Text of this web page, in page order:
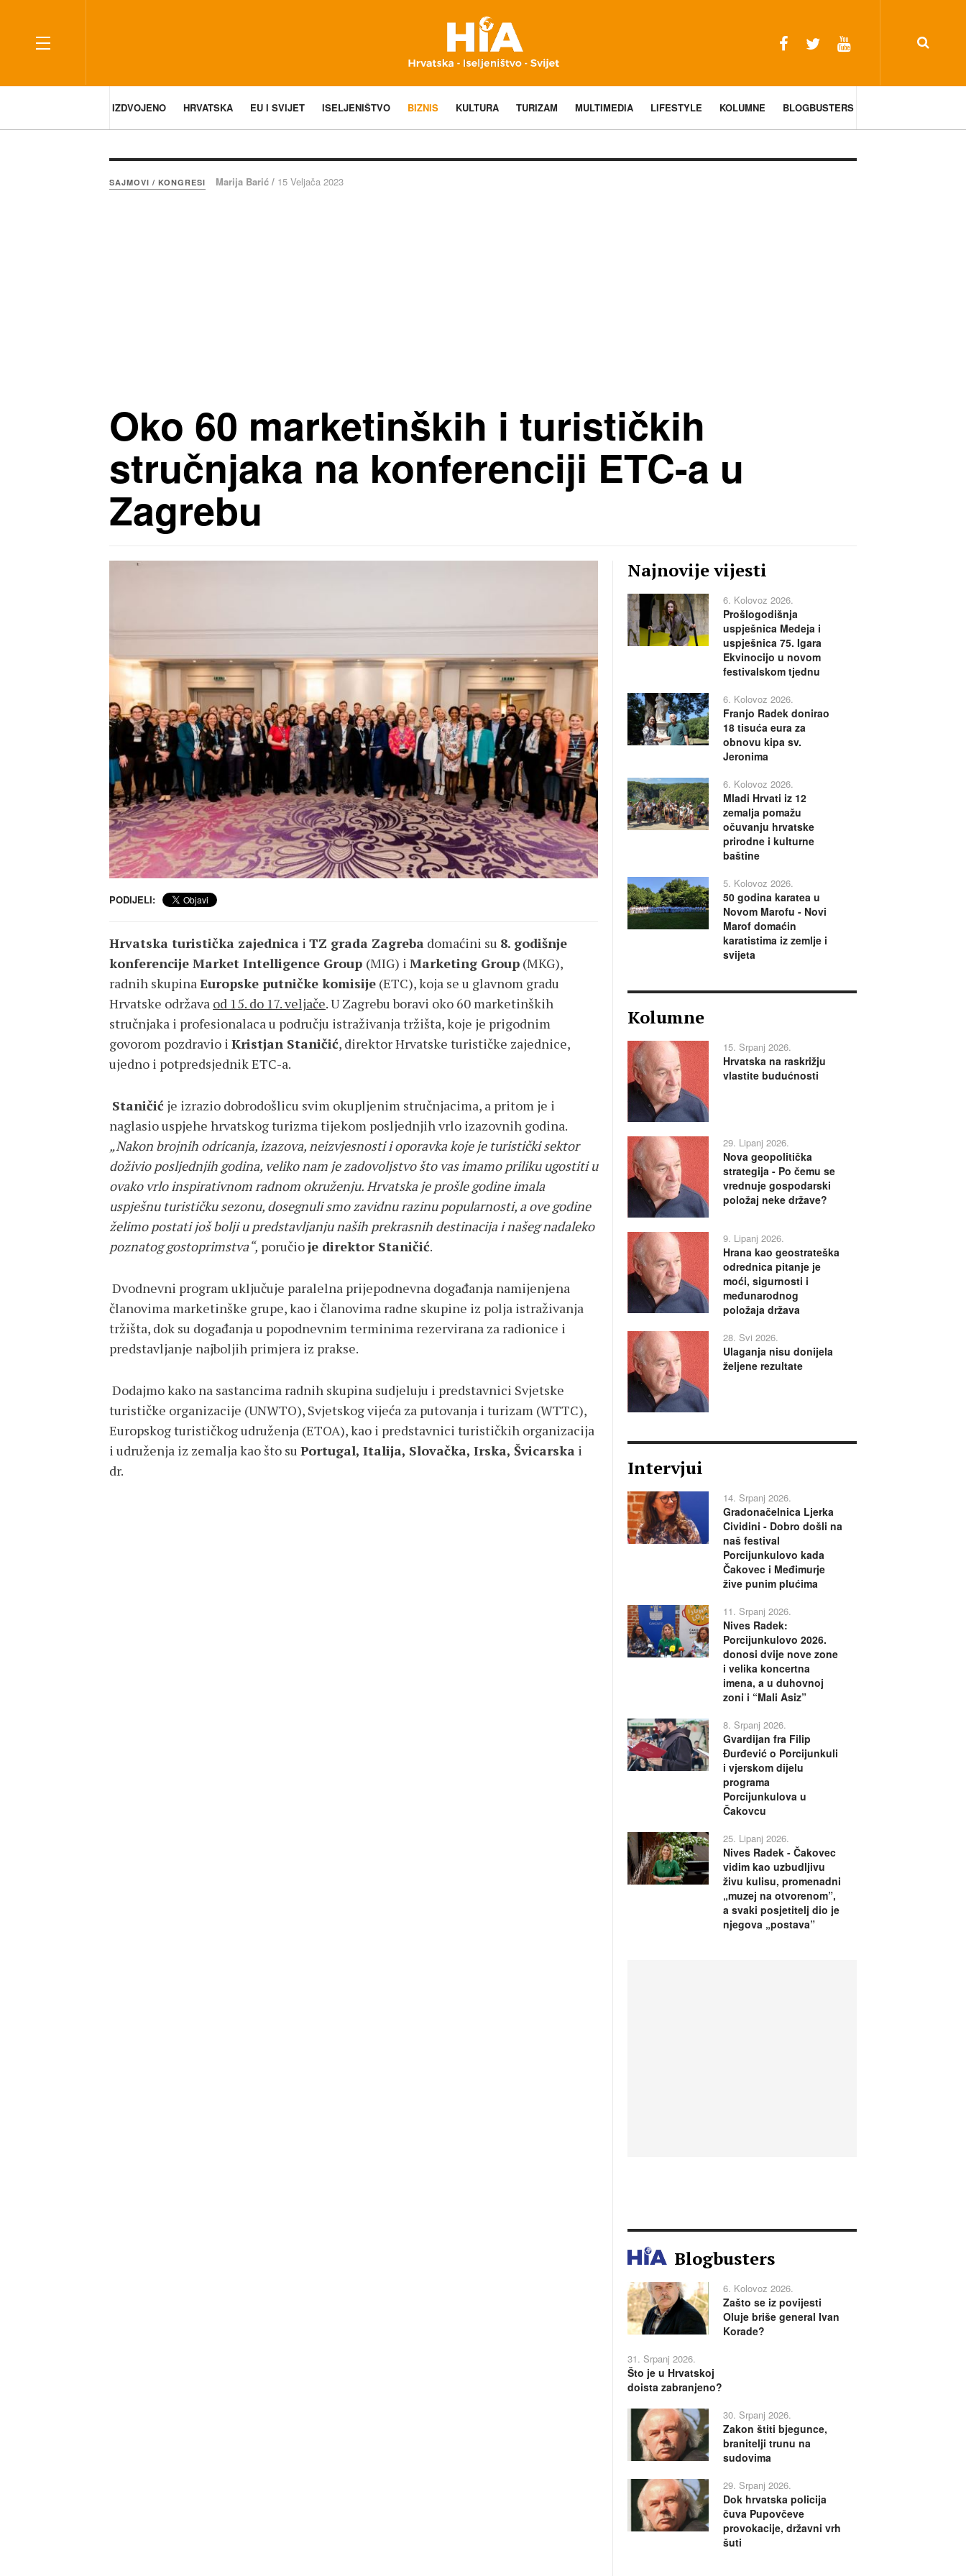
IZDVOJENO HRVATSKA EU I SVIJET ISELJENIŠTVO BIZNIS KULTURA TURIZAM MULTIMEDIA LIFESTYLE KOLUMNE BLOGBUSTERS
SAJMOVI / KONGRESI Marija Barić / 15 Veljača 2023
Oko 60 marketinških i turističkih
stručnjaka na konferenciji ETC-a u
Zagrebu
PODIJELI:
Hrvatska turistička zajednica i TZ grada Zagreba domaćini su 8. godišnje
konferencije Market Intelligence Group (MIG) i Marketing Group (MKG),
radnih skupinaEuropske putničke komisije (ETC), koja se u glavnom gradu
Hrvatske održava od 15. do 17. veljače. U Zagrebu boravi oko 60 marketinških
stručnjaka i profesionalaca u području istraživanja tržišta, koje je prigodnim
govorom pozdravio i Kristjan Staničić, direktor Hrvatske turističke zajednice,
ujedno i potpredsjednik ETC-a.
Staničić je izrazio dobrodošlicu svim okupljenim stručnjacima, a pritom je i
naglasio uspjehe hrvatskog turizma tijekom posljednjih vrlo izazovnih godina.
„Nakon brojnih odricanja, izazova, neizvjesnosti i oporavka koje je turistički sektor
doživio posljednjih godina, veliko nam je zadovoljstvo što vas imamo priliku ugostiti u
ovako vrlo inspirativnom radnom okruženju. Hrvatska je prošle godine imala
uspješnu turističku sezonu, dosegnuli smo zavidnu razinu popularnosti, a ove godine
želimo postati još bolji u predstavljanju naših prekrasnih destinacija i našeg nadaleko
poznatog gostoprimstva“, poručioje direktor Staničić.
Dvodnevni program uključuje paralelna prijepodnevna događanja namijenjena
članovima marketinške grupe, kao i članovima radne skupine iz polja istraživanja
tržišta, dok su događanja u popodnevnim terminima rezervirana za radionice i
predstavljanje najboljih primjera iz prakse.
Dodajmo kako na sastancima radnih skupina sudjeluju i predstavnici Svjetske
turističke organizacije (UNWTO), Svjetskog vijeća za putovanja i turizam (WTTC),
Europskog turističkog udruženja (ETOA), kao i predstavnici turističkih organizacija
i udruženja iz zemalja kao što su Portugal, Italija, Slovačka, Irska, Švicarska i
dr.
Najnovije vijesti
6. Kolovoz 2026.
Prošlogodišnja
uspješnica Medeja i
uspješnica 75. Igara
Ekvinocijo u novom
festivalskom tjednu
6. Kolovoz 2026.
Franjo Radek donirao
18 tisuća eura za
obnovu kipa sv.
Jeronima
6. Kolovoz 2026.
Mladi Hrvati iz 12
zemalja pomažu
očuvanju hrvatske
prirodne i kulturne
baštine
5. Kolovoz 2026.
50 godina karatea u
Novom Marofu - Novi
Marof domaćin
karatistima iz zemlje i
svijeta
Kolumne
15. Srpanj 2026.
Hrvatska na raskrižju
vlastite budućnosti
29. Lipanj 2026.
Nova geopolitička
strategija - Po čemu se
vrednuje gospodarski
položaj neke države?
9. Lipanj 2026.
Hrana kao geostrateška
odrednica pitanje je
moći, sigurnosti i
međunarodnog
položaja država
28. Svi 2026.
Ulaganja nisu donijela
željene rezultate
Intervjui
14. Srpanj 2026.
Gradonačelnica Ljerka
Cividini - Dobro došli na
naš festival
Porcijunkulovo kada
Čakovec i Međimurje
žive punim plućima
11. Srpanj 2026.
Nives Radek:
Porcijunkulovo 2026.
donosi dvije nove zone
i velika koncertna
imena, a u duhovnoj
zoni i “Mali Asiz”
8. Srpanj 2026.
Gvardijan fra Filip
Đurđević o Porcijunkuli
i vjerskom dijelu
programa
Porcijunkulova u
Čakovcu
25. Lipanj 2026.
Nives Radek - Čakovec
vidim kao uzbudljivu
živu kulisu, promenadni
„muzej na otvorenom”,
a svaki posjetitelj dio je
njegova „postava”
Blogbusters
6. Kolovoz 2026.
Zašto se iz povijesti
Oluje briše general Ivan
Korade?
31. Srpanj 2026.
Što je u Hrvatskoj
doista zabranjeno?
30. Srpanj 2026.
Zakon štiti bjegunce,
branitelji trunu na
sudovima
29. Srpanj 2026.
Dok hrvatska policija
čuva Pupovčeve
provokacije, državni vrh
šuti